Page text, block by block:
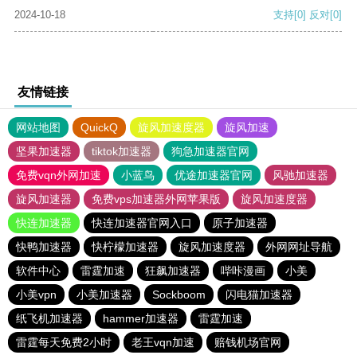
2024-10-18
支持[0] 反对[0]
友情链接
网站地图 QuickQ 旋风加速度器
旋风加速
坚果加速器
tiktok加速器
狗急加速器官网
免费vqn外网加速
小蓝鸟 优途加速器官网
风驰加速器
旋风加速器
免费vps加速器外网苹果版
旋风加速度器
快连加速器
快连加速器官网入口
原子加速器
快鸭加速器
快柠檬加速器 旋风加速度器
外网网址导航
软件中心
雷霆加速 狂飙加速器 哔咔漫画
小美
小美vpn
小美加速器 Sockboom
闪电猫加速器
纸飞机加速器
hammer加速器
雷霆加速
雷霆每天免费2小时
老王vqn加速 赔钱机场官网